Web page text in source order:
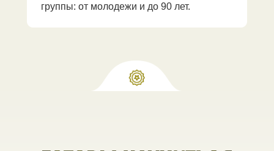
группы: от молодежи и до 90 лет.